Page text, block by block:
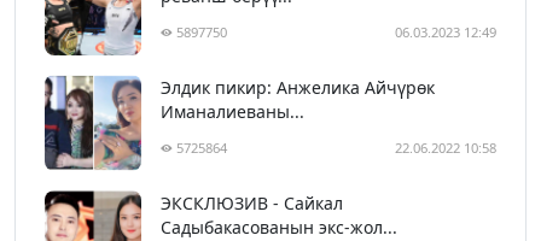
5897750 06.03.2023 12:49
Элдик пикир: Анжелика Айчүрөк
Иманалиеваны...
5725864 22.06.2022 10:58
ЭКСКЛЮЗИВ - Сайкал
Садыбакасованын экс-жол...